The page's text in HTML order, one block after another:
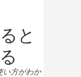
と
い方がわか